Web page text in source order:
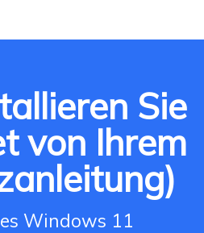
Sie
von Ihrem
Windows 11